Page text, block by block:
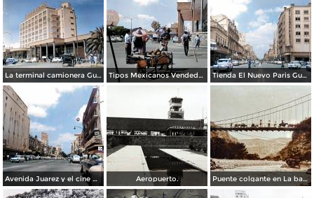
La terminal camionera Guadalajara, Jalisco 1961 Tipos Mexicanos Vendedor de cocos junto a La terminal camionera Guadalajara, Jalisco 1961 Tienda El Nuevo Paris Guadalajara, Jalisco 1961
Avenida Juarez y el cine Variedades Guadalajara, Jalisco 1961 Aeropuerto. Puente colgante en La barranca de Oblatos.